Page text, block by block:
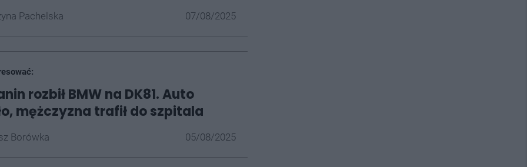
Pachelska 07/08/2025
rozbił BMW na DK81. Auto
mężczyzna trafił do szpitala
Borówka 05/08/2025